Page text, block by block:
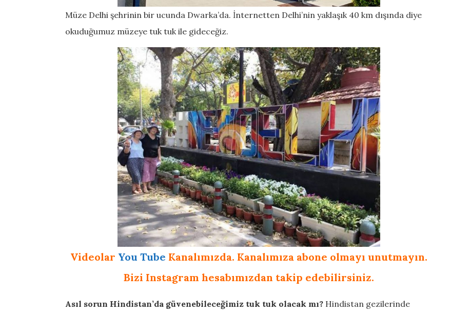
Müze Delhi şehrinin bir ucunda Dwarka’da. İnternetten Delhi’nin yaklaşık 40 km dışında diye
okuduğumuz müzeye tuk tuk ile gideceğiz.
Videolar You Tube Kanalımızda. Kanalımıza abone olmayı unutmayın.
Bizi Instagram hesabımızdan takip edebilirsiniz.
Asıl sorun Hindistan’da güvenebileceğimiz tuk tuk olacak mı? Hindistan gezilerinde